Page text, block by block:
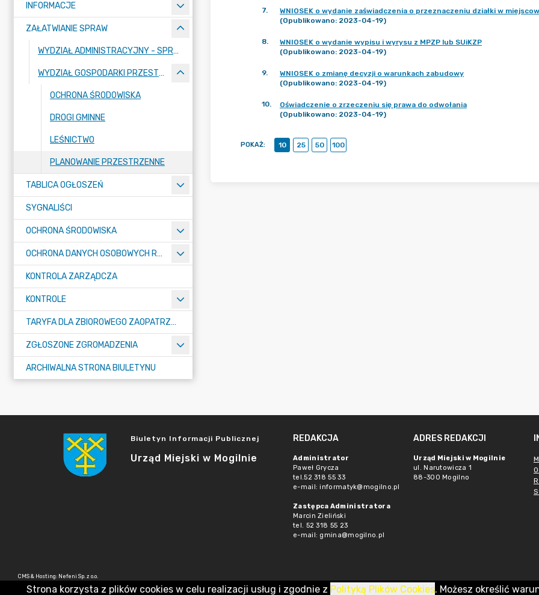
INFORMACJE
ZAŁATWIANIE SPRAW
WYDZIAŁ ADMINISTRACYJNY - SPRAWY OBYWATELSKIE
WYDZIAŁ GOSPODARKI PRZESTRZENNEJ I OCHRONY ŚRODOWISKA
OCHRONA ŚRODOWISKA
DROGI GMINNE
LEŚNICTWO
PLANOWANIE PRZESTRZENNE
TABLICA OGŁOSZEŃ
SYGNALIŚCI
OCHRONA ŚRODOWISKA
OCHRONA DANYCH OSOBOWYCH RODO
KONTROLA ZARZĄDCZA
KONTROLE
TARYFA DLA ZBIOROWEGO ZAOPATRZENIA W WODĘ I ZBIOROWEGO ODPROWADZANIA ŚCIEKÓW
ZGŁOSZONE ZGROMADZENIA
ARCHIWALNA STRONA BIULETYNU
7.
WNIOSEK o wydanie zaświadczenia o przeznaczeniu działki w
(Opublikowano: 2023-04-19)
8.
WNIOSEK o wydanie wypisu i wyrysu z MPZP lub SUiKZP
(Opublikowano: 2023-04-19)
9.
WNIOSEK o zmianę decyzji o warunkach zabudowy
(Opublikowano: 2023-04-19)
10.
Oświadczenie o zrzeczeniu się prawa do odwołania
(Opublikowano: 2023-04-19)
POKAŻ: 10 25 50 100
Biuletyn Informacji Publicznej
Urząd Miejski w Mogilnie
REDAKCJA
Administrator
Paweł Grycza
tel.52 318 55 33
e-mail: informatyk@mogilno.pl
Zastępca Administratora
Marcin Zieliński
tel. 52 318 55 23
e-mail: gmina@mogilno.pl
ADRES REDAKCJI
Urząd Miejski w Mogilnie
ul. Narutowicza 1
88-300 Mogilno
CMS & Hosting: Nefeni Sp. z o.o.
Strona korzysta z plików cookies w celu realizacji usług i zgodnie z Polityką Plików Cookies. Możesz określić